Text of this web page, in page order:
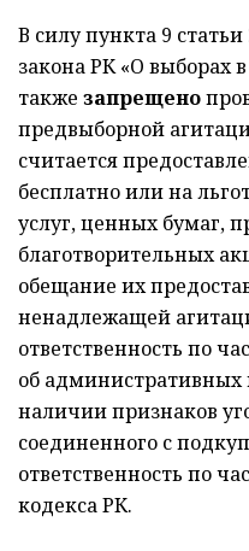
В силу пункта 9
закона РК «О выборах
также запрещено
предвыборной
считается
бесплатно или на
услуг, ценных бумаг,
благотворительных
обещание их
ненадлежащей
ответственность по
об
наличии признаков
соединенного с
ответственность по
кодекса РК.